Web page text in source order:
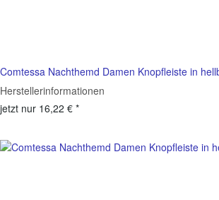
Comtessa Nachthemd Damen Knopfleiste in
Herstellerinformationen
jetzt nur 16,22 € *